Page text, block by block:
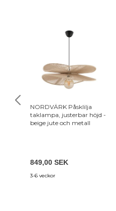
NORDVÄRK Påsklilja
taklampa, justerbar höjd -
beige jute och metall
849,00 SEK
3-6 veckor